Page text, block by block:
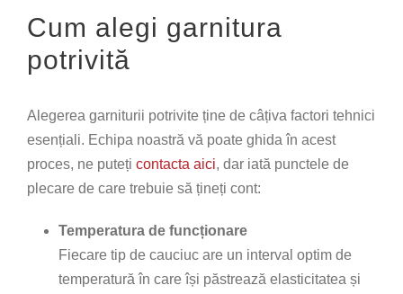
Cum alegi garnitura
potrivită
Alegerea garniturii potrivite ține de câțiva factori tehnici
esențiali. Echipa noastră vă poate ghida în acest
proces, ne puteți contacta aici, dar iată punctele de
plecare de care trebuie să țineți cont:
Temperatura de funcționare
Fiecare tip de cauciuc are un interval optim de
temperatură în care își păstrează elasticitatea și